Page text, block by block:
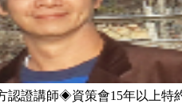
認證講師◈資策會15年以上特